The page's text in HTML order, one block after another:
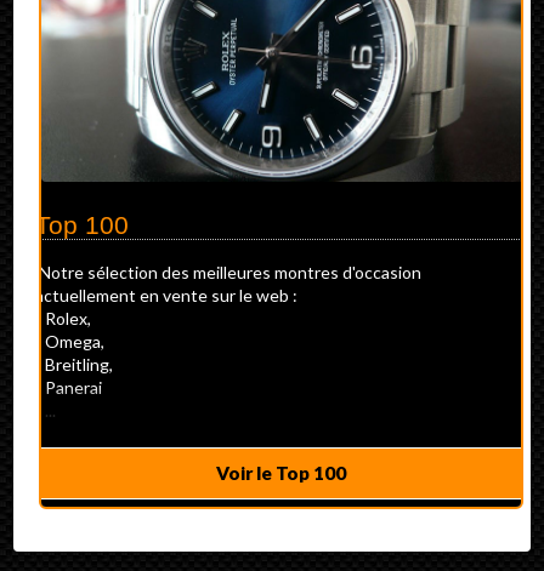
Top 100
Notre sélection des meilleures montres d'occasion
actuellement en vente sur le web :
- Rolex,
- Omega,
- Breitling,
- Panerai
- ...
Voir le Top 100